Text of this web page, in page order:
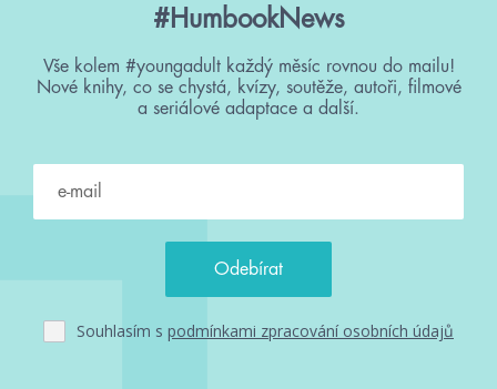
#HumbookNews
Vše kolem #youngadult každý měsíc rovnou do mailu!
Nové knihy, co se chystá, kvízy, soutěže, autoři, filmové
a seriálové adaptace a další.
Souhlasím s podmínkami zpracování osobních údajů